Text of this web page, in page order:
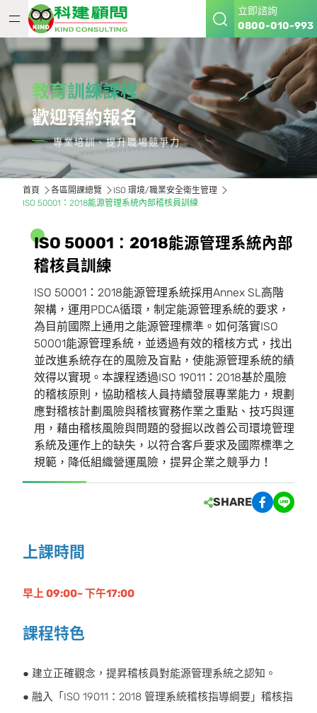
立即諮詢
0800-010-993
教育訓練課程
歡迎預約報名
專業培訓、提升職場競爭力
首頁 各區開課總覽
ISO 環境/職業安全衛生管理
ISO 50001：2018能源管理系統內部稽核員訓練
ISO 50001 ： 2018能源管理系統內部
稽核員訓 練
ISO 50001：2018能源管理系統採用Annex SL高階
架構，運用PDCA循環，制定能源管理系統的要求，
為目前國際上通用之能源管理標準。如何落實ISO
50001能源管理系統，並透過有效的稽核方式，找出
並改進系統存在的風險及盲點，使能源管理系統的績
效得以實現。本課程透過ISO 19011：2018基於風險
的稽核原則，協助稽核人員持續發展專業能力，規劃
應對稽核計劃風險與稽核實務作業之重點、技巧與運
用，藉由稽核風險與問題的發掘以改善公司環境管理
系統及運作上的缺失，以符合客戶要求及國際標準之
規範，降低組織營運風險，提昇企業之競爭力！
SHARE
上課時間
早上 09:00~ 下午17:00
課程特色
● 建立正確觀念，提昇稽核員對能源管理系統之認知。
● 融入「ISO 19011：2018 管理系統稽核指導綱要」稽核指